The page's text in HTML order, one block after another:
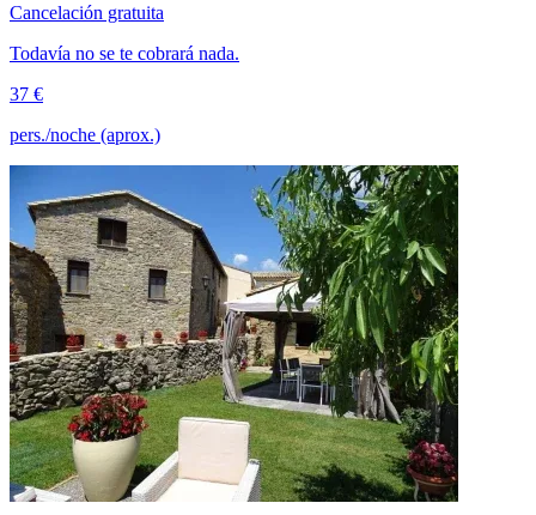
Cancelación gratuita
Todavía no se te cobrará nada.
37 €
pers./noche (aprox.)